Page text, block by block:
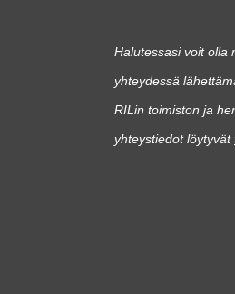
Halutessasi voit olla
yhteydessä
RILin toimiston ja
yhteystiedot löytyvät